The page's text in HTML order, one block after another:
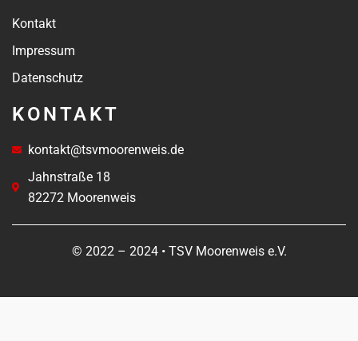
Kontakt
Impressum
Datenschutz
KONTAKT
kontakt@tsvmoorenweis.de
Jahnstraße 18
82272 Moorenweis
© 2022 – 2024 • TSV Moorenweis e.V.